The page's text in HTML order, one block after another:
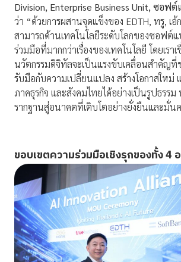
Division, Enterprise Business Unit, ซอฟ
ว่า “ด้วยการผสานจุดแข็งของ EDTH, ทรู, เ
สามารถด้านเทคโนโลยีระดับโลกของซอฟต์
ร่วมมือที่มากกว่าเรื่องของเทคโนโลยี โดยเรา
นวัตกรรมดิจิทัลจะเป็นแรงขับเคลื่อนสำคัญที่
รับมือกับความเปลี่ยนแปลง สร้างโอกาสใหม่
ภาคธุรกิจ และสังคมไทยได้อย่างเป็นรูปธรร
รากฐานสู่อนาคตที่เติบโตอย่างยั่งยืนและมั่น
ขอบเขตความร่วมมือเชิงรุกของทั้ง4